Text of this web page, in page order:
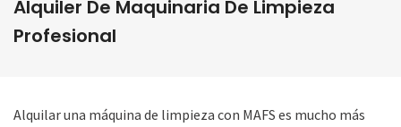
Alquiler De Maquinaria De Limpieza
Profesional
Alquilar una máquina de limpieza con MAFS es mucho más